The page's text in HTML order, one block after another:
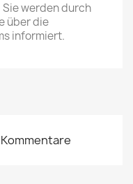
werden durch
über die
informiert.